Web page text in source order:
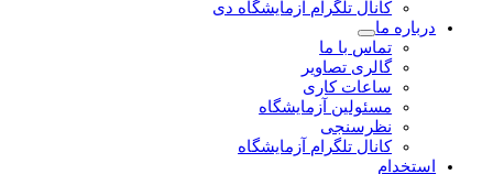
کانال تلگرام آزمایشگاه دی
درباره ما
تماس با ما
گالری تصاویر
ساعات کاری
مسئولین آزمایشگاه
نظرسنجی
کانال تلگرام آزمایشگاه
استخدام